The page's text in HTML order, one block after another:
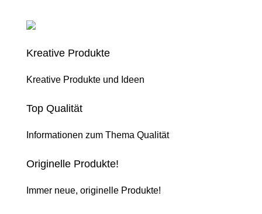
Kreative Produkte
Kreative Produkte und Ideen
Top Qualität
Informationen zum Thema Qualität
Originelle Produkte!
Immer neue, originelle Produkte!